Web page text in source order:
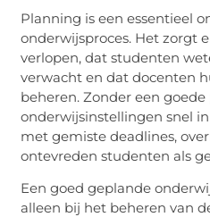
Planning is een essentieel
onderwijsproces. Het zorgt
verlopen, dat studenten
verwacht en dat docenten
beheren. Zonder een
onderwijsinstellingen snel
met gemiste deadlines,
ontevreden studenten als
Een goed geplande
alleen bij het beheren van